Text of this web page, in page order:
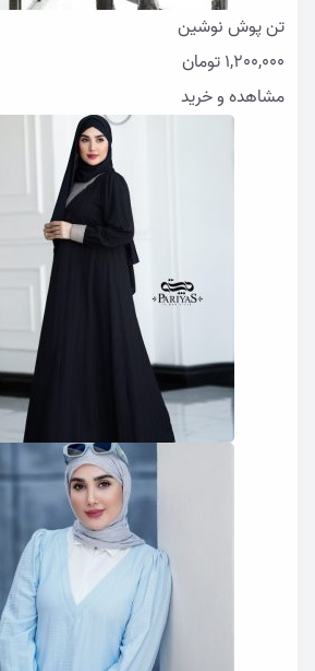
تن پوش نوشین
1,200,000تومان
مشاهده و خرید